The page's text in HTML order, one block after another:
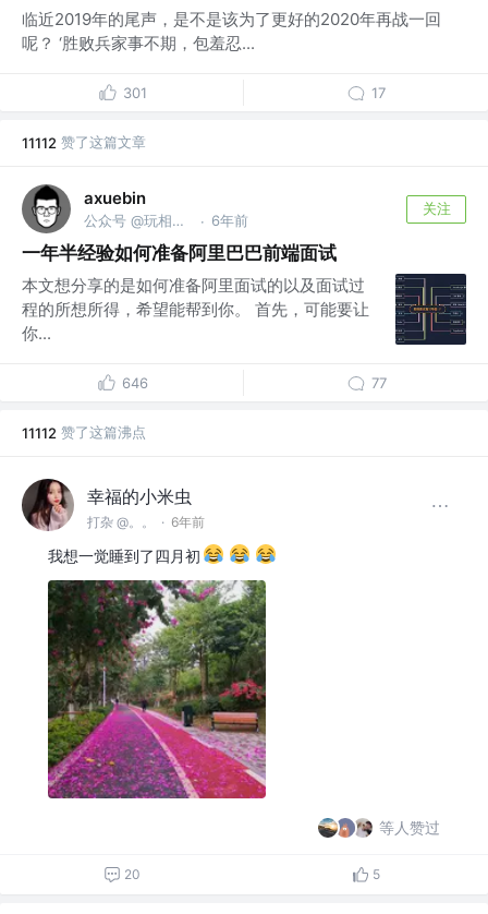
临近2019年的尾声，是不是该为了更好的2020年再战一回
呢？ ‘胜败兵家事不期，包羞忍...
301 17
11112 赞了这篇文章
axuebin
公众号 @玩相机的程序员 · 6年前
关注
一年半经验如何准备阿里巴巴前端面试
本文想分享的是如何准备阿里面试的以及面试过
程的所想所得，希望能帮到你。 首先，可能要让
你...
646 77
11112 赞了这篇沸点
幸福的小米虫
打杂 @。。 · 6年前
我想一觉睡到了四月初
等人赞过
20 5